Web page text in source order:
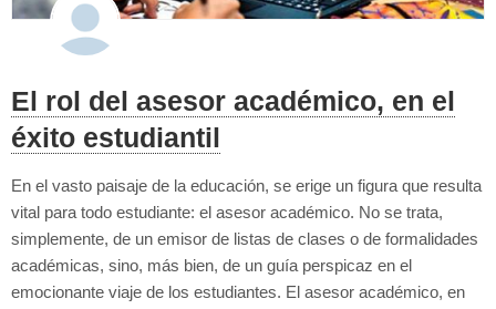
El rol del asesor académico, en el
éxito estudiantil
En el vasto paisaje de la educación, se erige un figura que resulta
vital para todo estudiante: el asesor académico. No se trata,
simplemente, de un emisor de listas de clases o de formalidades
académicas, sino, más bien, de un guía perspicaz en el
emocionante viaje de los estudiantes. El asesor académico, en